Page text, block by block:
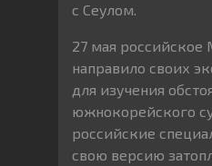
с Сеулом.
27 мая
направило своих
для изучения
южнокорейского
российские
свою версию